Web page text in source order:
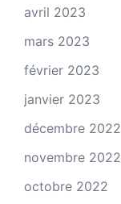
avril 2023
mars 2023
février 2023
janvier 2023
décembre 2022
novembre 2022
octobre 2022